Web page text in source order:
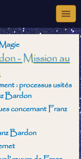
- Mission au
: processus usités
Bardon
concernant Franz
Bardon